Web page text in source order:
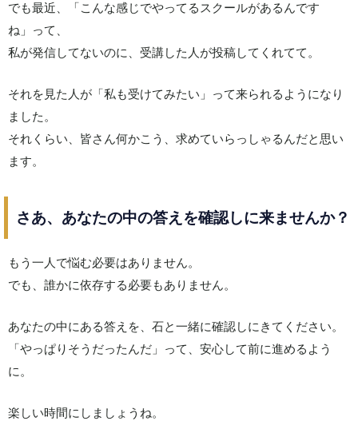
でも最近、「こんな感じでやってるスクールがあるんです
ね」って、
私が発信してないのに、受講した人が投稿してくれてて。
それを見た人が「私も受けてみたい」って来られるようになり
ました。
それくらい、皆さん何かこう、求めていらっしゃるんだと思い
ます。
さあ、あなたの中の答えを確認しに来ませんか？
もう一人で悩む必要はありません。
でも、誰かに依存する必要もありません。
あなたの中にある答えを、石と一緒に確認しにきてください。
「やっぱりそうだったんだ」って、安心して前に進めるよう
に。
楽しい時間にしましょうね。